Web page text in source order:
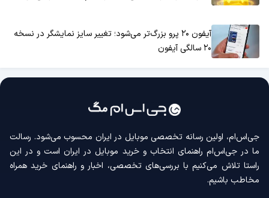
آیفون ۲۰ پرو بزرگ‌تر می‌شود؛ تغییر سایز نمایشگر در نسخه
۲۰ سالگی آیفون
جی‌اس‌ام، اولین رسانه‌ تخصصی موبایل در ایران محسوب می‌شود. رسالت
ما در جی‌اس‌ام راهنمای انتخاب و خرید موبایل در ایران است و در این
راستا تلاش می‌کنیم با بررسی‌های تخصصی، اخبار و راهنمای خرید همراه
مخاطب باشیم.